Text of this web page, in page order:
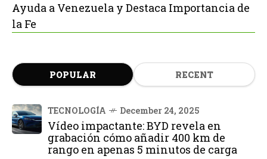
Ayuda a Venezuela y Destaca Importancia de
la Fe
POPULAR RECENT
TECNOLOGÍA December 24, 2025
Vídeo impactante: BYD revela en
grabación cómo añadir 400 km de
rango en apenas 5 minutos de carga